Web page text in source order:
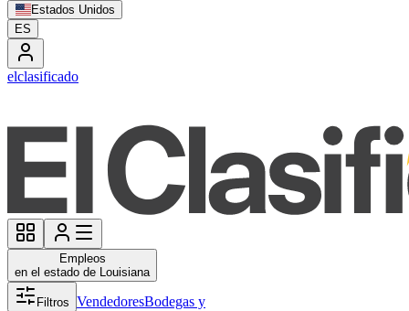
Estados Unidos
ES
elclasificado
Empleos
en el estado de Louisiana
Filtros VendedoresBodegas y